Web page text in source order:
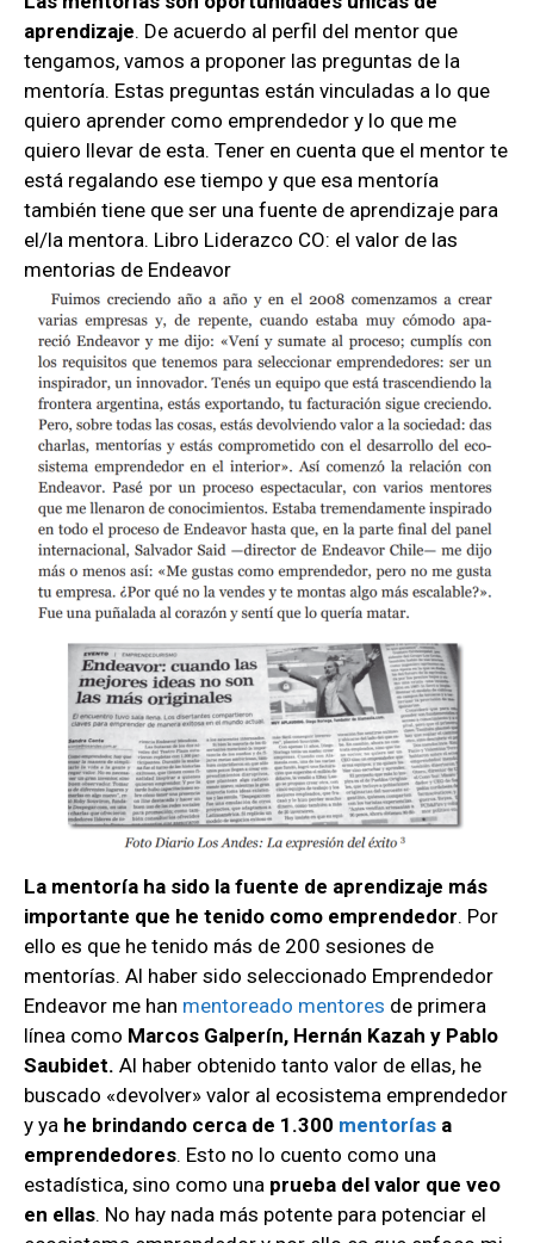
aprendizaje. De acuerdo al perfil del mentor que
tengamos, vamos a proponer las preguntas de la
mentoría. Estas preguntas están vinculadas a lo que
quiero aprender como emprendedor y lo que me
quiero llevar de esta. Tener en cuenta que el mentor te
está regalando ese tiempo y que esa mentoría
también tiene que ser una fuente de aprendizaje para
el/la mentora. Libro Liderazco CO: el valor de las
mentorias de Endeavor
La mentoría ha sido la fuente de aprendizaje más
importante que he tenido como emprendedor. Por
ello es que he tenido más de 200 sesiones de
mentorías. Al haber sido seleccionado Emprendedor
Endeavor me han mentoreado mentores de primera
línea como Marcos Galperín, Hernán Kazah y Pablo
Saubidet. Al haber obtenido tanto valor de ellas, he
buscado «devolver» valor al ecosistema emprendedor
y ya he brindando cerca de 1.300 mentorías a
emprendedores. Esto no lo cuento como una
estadística, sino como una prueba del valor que veo
en ellas. No hay nada más potente para potenciar el